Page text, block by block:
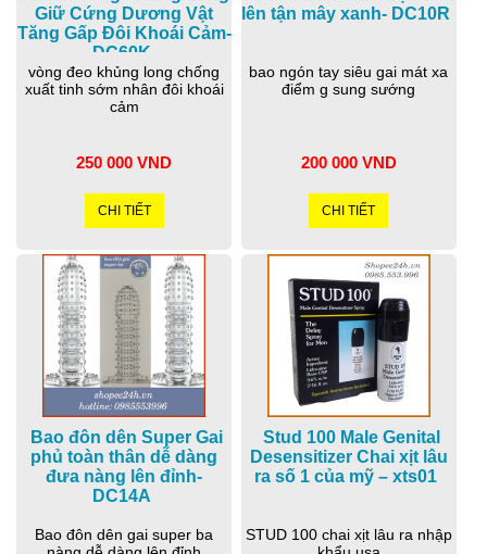
Giữ Cứng Dương Vật
Tăng Gấp Đôi Khoái Cảm-
DC60K
vòng đeo khủng long chống
xuất tinh sớm nhân đôi khoái
cảm
250 000 VND
CHI TIẾT
lên tận mây xanh- DC10R
bao ngón tay siêu gai mát xa
điểm g sung sướng
200 000 VND
CHI TIẾT
Bao đôn dên Super Gai
phủ toàn thân dễ dàng
đưa nàng lên đỉnh-
DC14A
Bao đôn dên gai super ba
Stud 100 Male Genital
Desensitizer Chai xịt lâu
ra số 1 của mỹ – xts01
STUD 100 chai xịt lâu ra nhập